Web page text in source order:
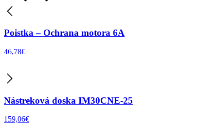
Poistka – Ochrana motora 6A
46,78€
Nástreková doska IM30CNE-25
159,06€